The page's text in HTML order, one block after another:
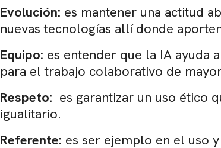
Evolución: es mantener una actitud
nuevas tecnologías allí donde
Equipo: es entender que la IA ayuda
para el trabajo colaborativo de
Respeto: es garantizar un uso ético
igualitario.
Referente: es ser ejemplo en el uso